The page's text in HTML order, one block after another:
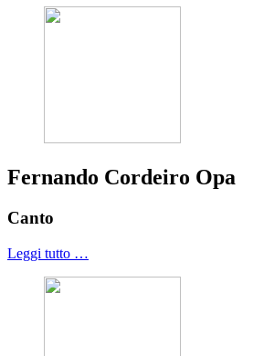
Fernando Cordeiro Opa
Canto
Leggi tutto …